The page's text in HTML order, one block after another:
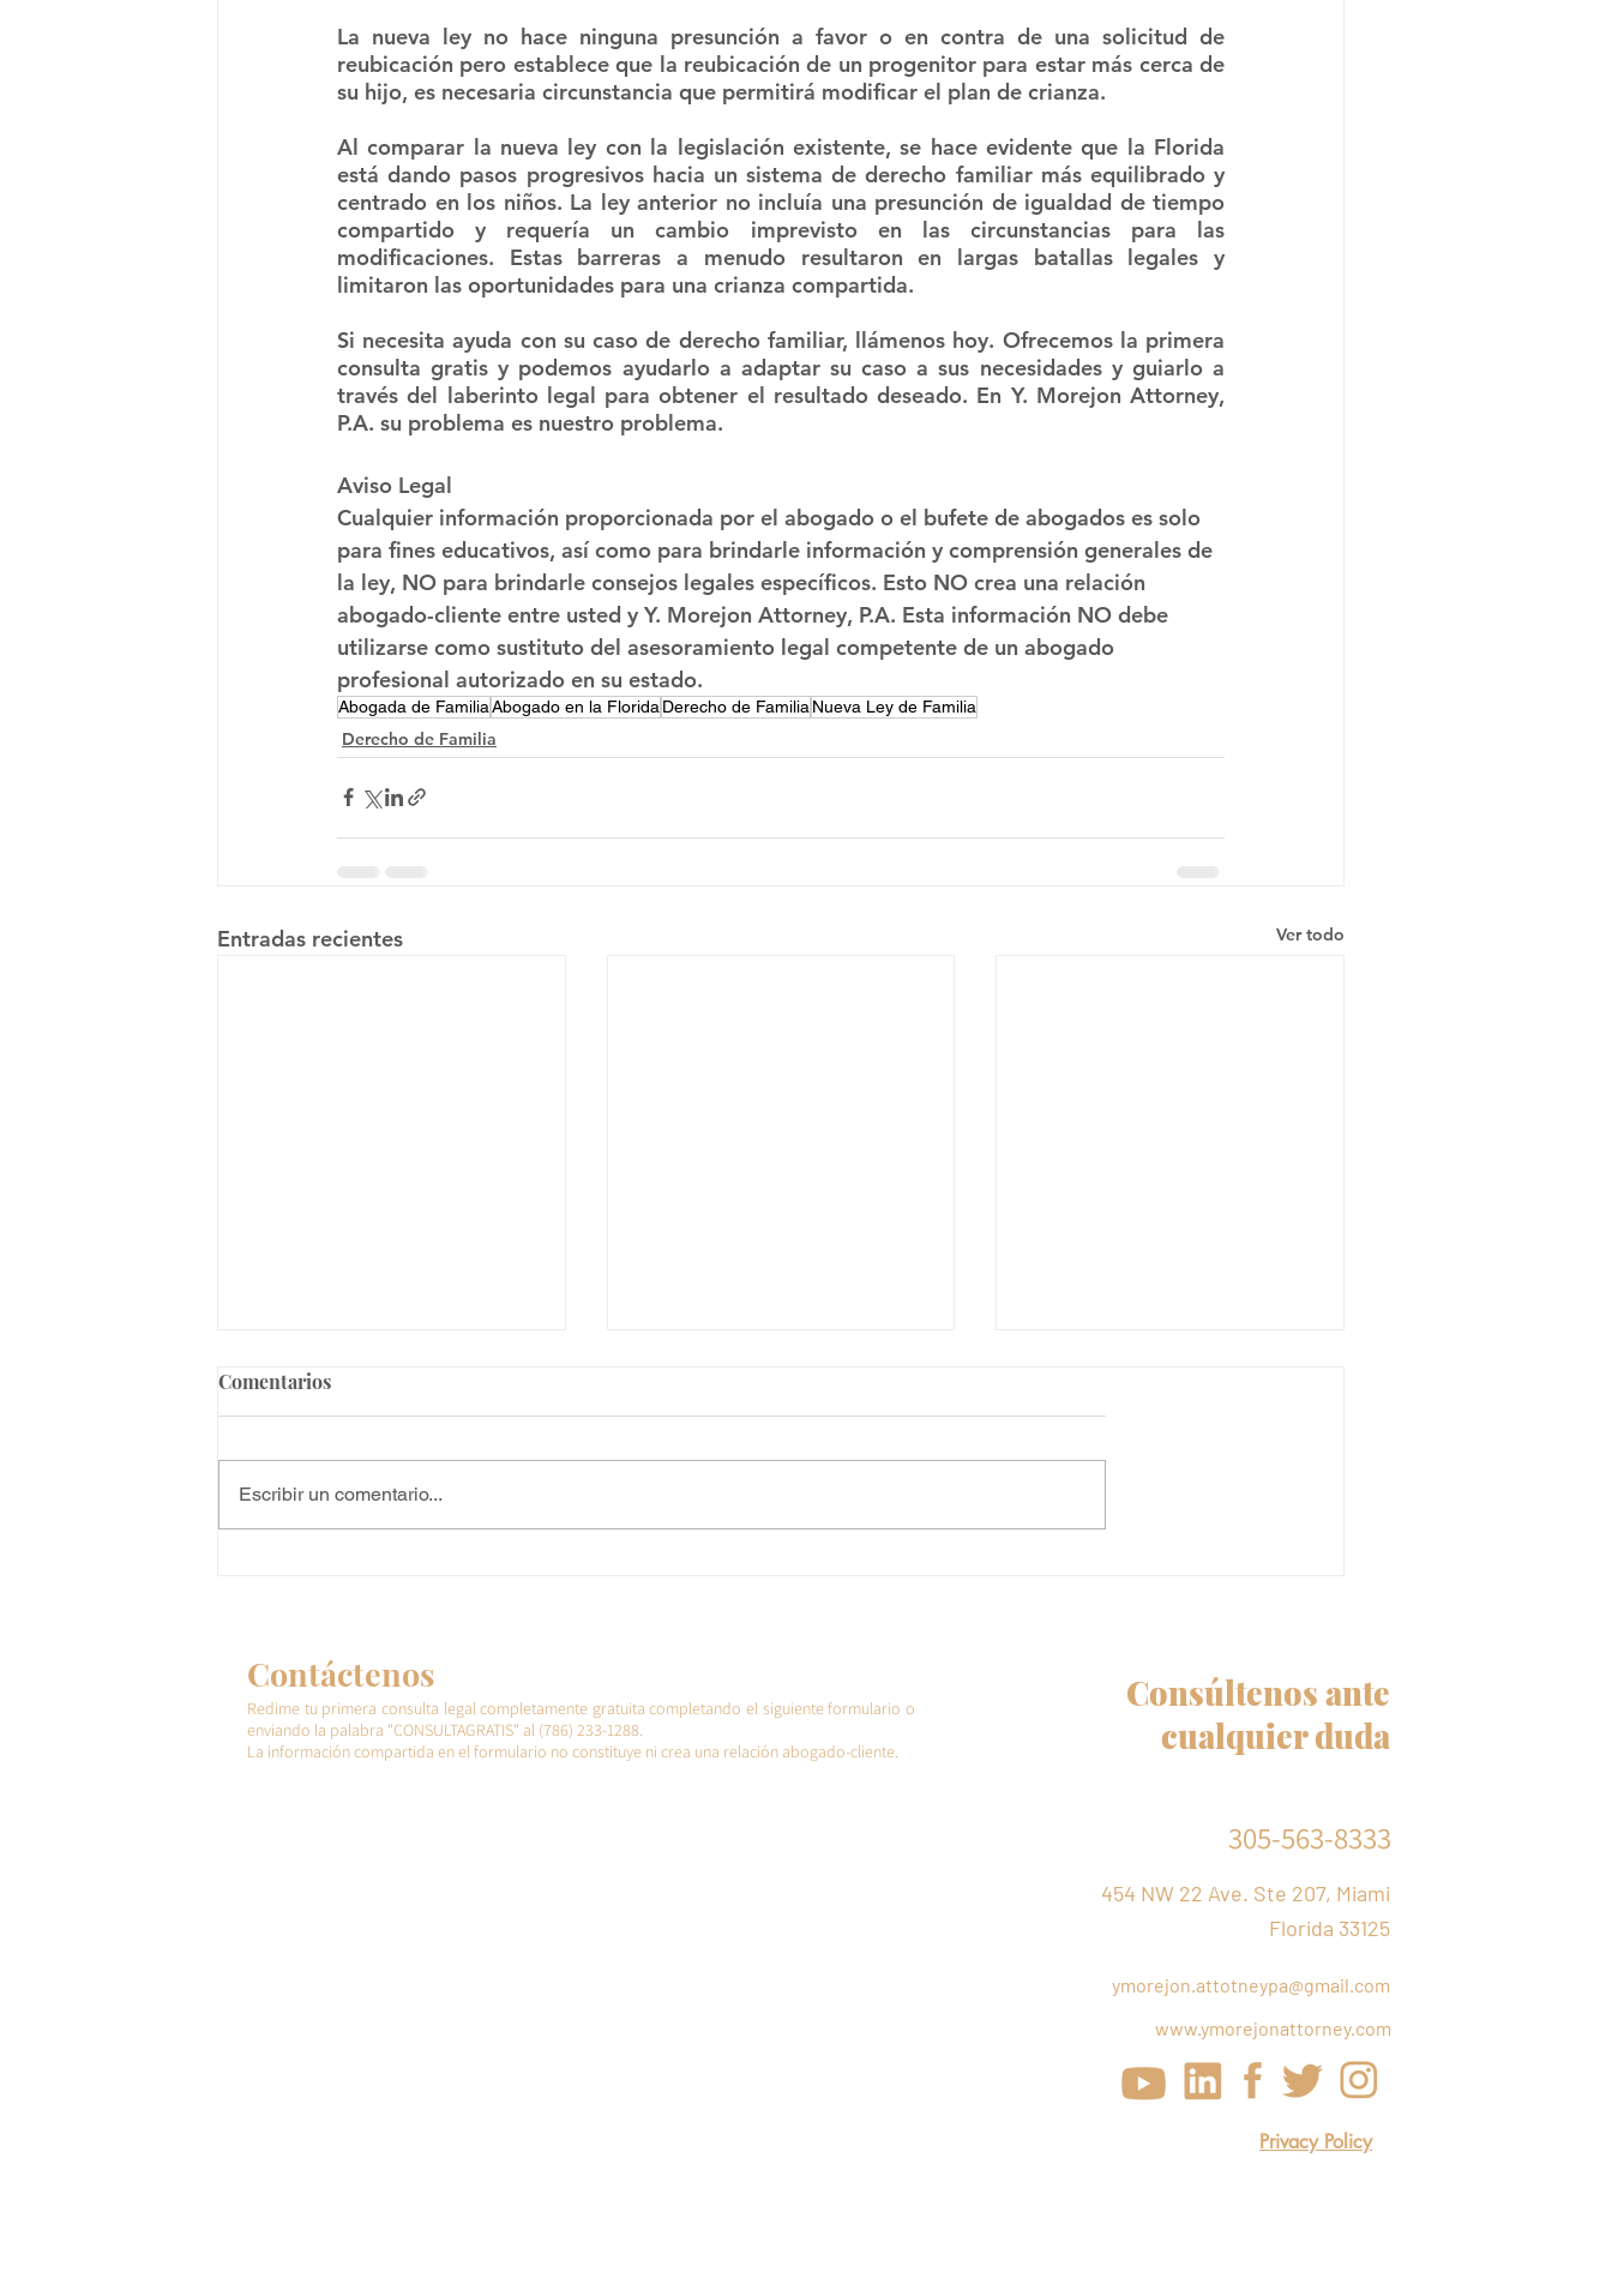
La nueva ley no hace ninguna presunción a favor o en contra de una solicitud de
reubicación pero establece que la reubicación de un progenitor para estar más cerca de
su hijo, es necesaria circunstancia que permitirá modificar el plan de crianza.
Al comparar la nueva ley con la legislación existente, se hace evidente que la Florida
está dando pasos progresivos hacia un sistema de derecho familiar más equilibrado y
centrado en los niños. La ley anterior no incluía una presunción de igualdad de tiempo
compartido y requería un cambio imprevisto en las circunstancias para las
modificaciones. Estas barreras a menudo resultaron en largas batallas legales y
limitaron las oportunidades para una crianza compartida.
Si necesita ayuda con su caso de derecho familiar, llámenos hoy. Ofrecemos la primera
consulta gratis y podemos ayudarlo a adaptar su caso a sus necesidades y guiarlo a
través del laberinto legal para obtener el resultado deseado. En Y. Morejon Attorney,
P.A. su problema es nuestro problema.
Aviso Legal
Cualquier información proporcionada por el abogado o el bufete de abogados es solo
para fines educativos, así como para brindarle información y comprensión generales de
la ley, NO para brindarle consejos legales específicos. Esto NO crea una relación
abogado-cliente entre usted y Y. Morejon Attorney, P.A. Esta información NO debe
utilizarse como sustituto del asesoramiento legal competente de un abogado
profesional autorizado en su estado.
Abogada de FamiliaAbogado en la Florida Derecho de Familia Nueva Ley de Familia
Derecho de Familia
Entradas recientes Ver todo
Americano
Comentarios
Escribir un comentario...
Contáctenos
Redime tu primera consulta legal completamente gratuita completando el siguiente formulario o
enviando la palabra "CONSULTAGRATIS" al (786) 233-1288.
La información compartida en el formulario no constituye ni crea una relación abogado-cliente.
Consúltenos ante
cualquier duda
305-563-8333
454 NW 22 Ave. Ste 207, Miami
Florida 33125
ymorejon.attotneypa@gmail.com
www.ymorejonattorney.com
Privacy Policy